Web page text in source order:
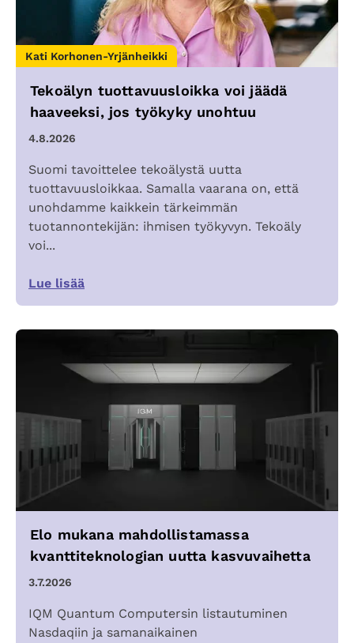
Kati Korhonen-Yrjänheikki
Tekoälyn tuottavuusloikka voi jäädä
haaveeksi, jos työkyky unohtuu
4.8.2026
Suomi tavoittelee tekoälystä uutta
tuottavuusloikkaa. Samalla vaarana on, että
unohdamme kaikkein tärkeimmän
tuotannontekijän: ihmisen työkyvyn. Tekoäly
voi...
Lue lisää
Elo mukana mahdollistamassa
kvanttiteknologian uutta kasvuvaihetta
3.7.2026
IQM Quantum Computersin listautuminen
Nasdaqiin ja samanaikainen